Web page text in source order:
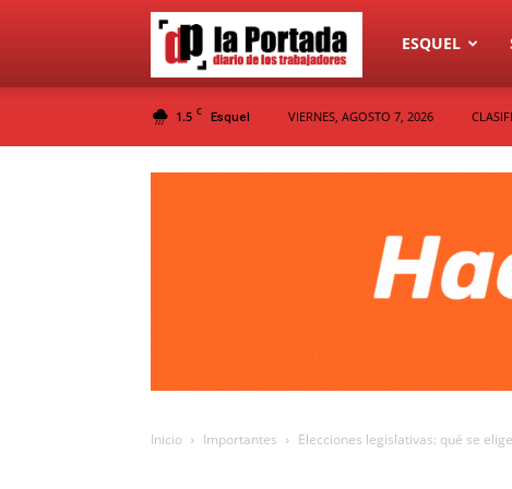
Diario
La
ESQUEL
1.5 C Esquel VIERNES, AGOSTO 7, 2026
Inicio Importantes Elecciones legislativas: qué se